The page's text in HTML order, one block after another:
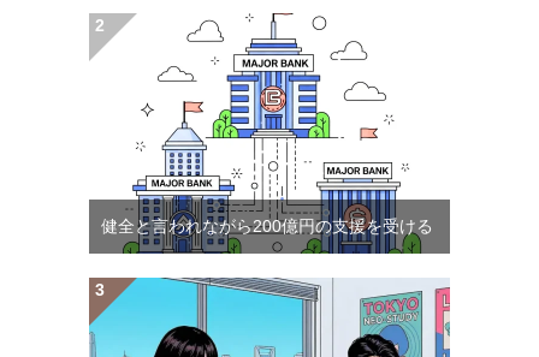
健全と言われながら200億円の支援を受ける